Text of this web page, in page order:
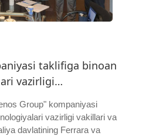
taklifiga binoan
vazirligi…
Group" kompaniyasi
vazirligi vakillari va
davlatining Ferrara va